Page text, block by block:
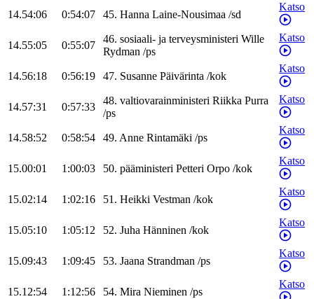
14.54:06 0:54:07 45. Hanna Laine-Nousimaa /sd
Katso
14.55:05 0:55:07
46. sosiaali- ja terveysministeri Wille
Rydman /ps
Katso
14.56:18 0:56:19 47. Susanne Päivärinta /kok
Katso
14.57:31 0:57:33
48. valtiovarainministeri Riikka Purra
/ps
Katso
14.58:52 0:58:54 49. Anne Rintamäki /ps
Katso
15.00:01 1:00:03 50. pääministeri Petteri Orpo /kok
Katso
15.02:14 1:02:16 51. Heikki Vestman /kok
Katso
15.05:10 1:05:12 52. Juha Hänninen /kok
Katso
15.09:43 1:09:45 53. Jaana Strandman /ps
Katso
15.12:54 1:12:56 54. Mira Nieminen /ps
Katso